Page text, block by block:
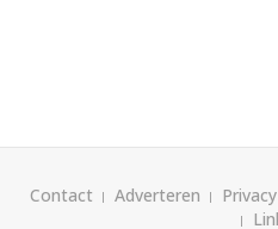
Contact Adverteren